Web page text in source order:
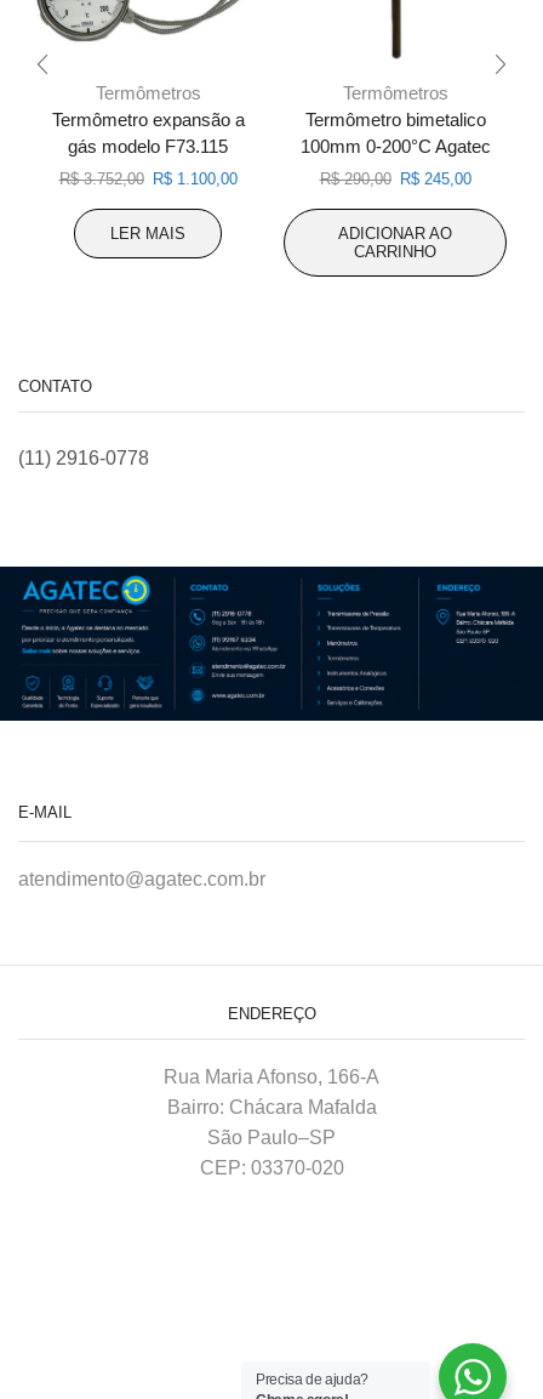
Termômetros
Termômetro expansão a
gás modelo F73.115
R$3.752,00 O
original
R$1.100,00O
R$ 1.100,00.
LER MAIS
Termômetros
Termômetro bimetalico
100mm 0-200°C Agatec
R$290,00 O
original
era:
R$245,00O
atual
R$
ADICIONAR AO
CARRINHO
CONTATO
(11) 2916-0778
E-MAIL
atendimento@agatec.com.br
ENDEREÇO
Rua Maria Afonso, 166-A
Bairro: Chácara Mafalda
São Paulo–SP
CEP: 03370-020
Precisa de ajuda?